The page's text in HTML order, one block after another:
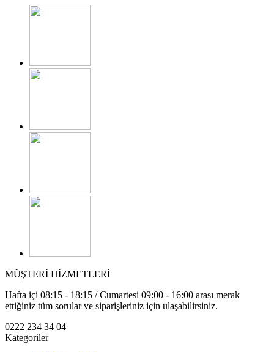
MÜŞTERİ HİZMETLERİ
Hafta içi 08:15 - 18:15 / Cumartesi 09:00 - 16:00 arası merak
ettiğiniz tüm sorular ve siparişleriniz için ulaşabilirsiniz.
0222 234 34 04
Kategoriler